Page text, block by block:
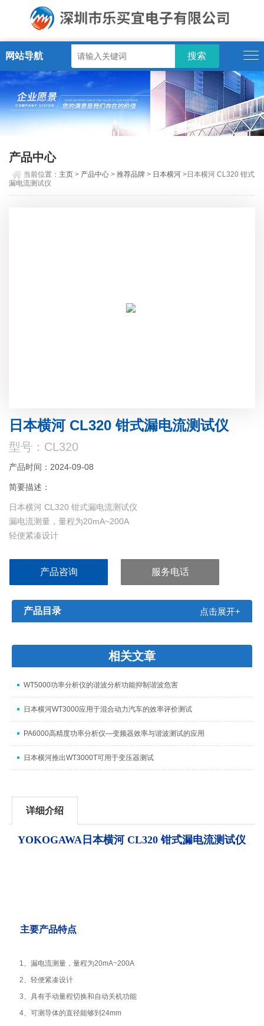
网站导航
产品中心
当前位置： 主页 > 产品中心 >推荐品牌 > 日本横河 >日本横河 CL320 钳式
漏电流测试仪
日本横河 CL320 钳式漏电流测试仪
型号：CL320
产品时间：2024-09-08
简要描述：
日本横河 CL320 钳式漏电流测试仪
漏电流测量，量程为20mA~200A
轻便紧凑设计
平均值显示
产品咨询 服务电话
产品目录 点击展开+
相关文章
WT5000功率分析仪的谐波分析功能抑制谐波危害
日本横河WT3000应用于混合动力汽车的效率评价测试
PA6000高精度功率分析仪—变频器效率与谐波测试的应用
日本横河推出WT3000T可用于变压器测试
详细介绍
YOKOGAWA日本横河CL320 钳式漏电流测试仪
主要产品特点
1、漏电流测量，量程为20mA~200A
2、轻便紧凑设计
3、具有手动量程切换和自动关机功能
4、可测导体的直径能够到24mm